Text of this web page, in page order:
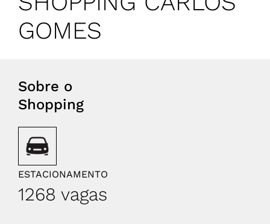
GOMES
Sobre o
Shopping
ESTACIONAMENTO
1268 vagas